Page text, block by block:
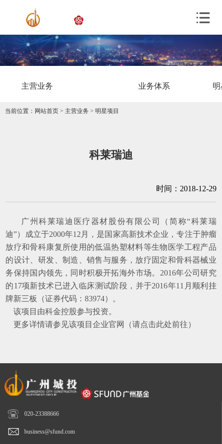
主营业务 业务体系
当前位置： 网站首页 > 主营业务 > 明星项目
科莱瑞迪
时间：2018-12-29
广州科莱瑞迪医疗器材股份有限公司（简称“科莱瑞
迪”）成立于2000年12 月，是国家高新技术企业，专注于肿瘤
放疗和骨科康复所使用的低温热塑材料等生物医学工程产品
的设计、研发、制造、销售与服务，放疗固定和骨科器械业
务保持国内领先，同时积极开拓海外市场。 2016年公司研究
的17项新技术已进入临床测试阶段， 并于2016年11 月顺利挂
牌新三板（证券代码：83974）。
该项目由科金控股参与投资。
更多详情请参见该项目企业官网（请点击此处前往）
 020-23388666
 business@sfund.com